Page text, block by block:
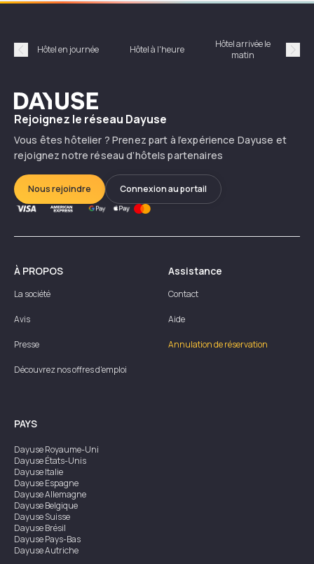
Précédent
Hôtel en journée Hôtel à l'heure
Hôtel arrivée le
matin
Dayuse
Rejoignez le réseau Dayuse
Vous êtes hôtelier ? Prenez part à l’expérience Dayuse et
rejoignez notre réseau d’hôtels partenaires
Nous rejoindre Connexion au portail
À PROPOS
La société
Avis
Presse
Découvrez nos offres d'emploi
Assistance
Contact
Aide
Annulation de réservation
PAYS
DayuseRoyaume-Uni
DayuseÉtats-Unis
DayuseItalie
DayuseEspagne
DayuseAllemagne
DayuseBelgique
DayuseSuisse
DayuseBrésil
DayusePays-Bas
DayuseAutriche